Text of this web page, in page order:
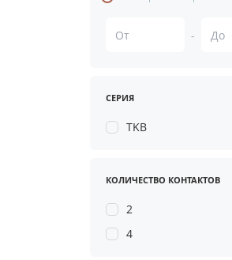
СЕРИЯ
TKB
КОЛИЧЕСТВО КОНТАКТОВ
2
4